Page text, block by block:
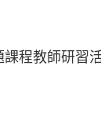
程教師研習